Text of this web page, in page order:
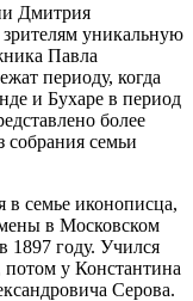
Дмитрия
уникальную
Павла
периоду, когда
и Бухаре в период
более
собрания семьи
в семье иконописца,
в Московском
1897 году. Учился
у Константина
Серова.